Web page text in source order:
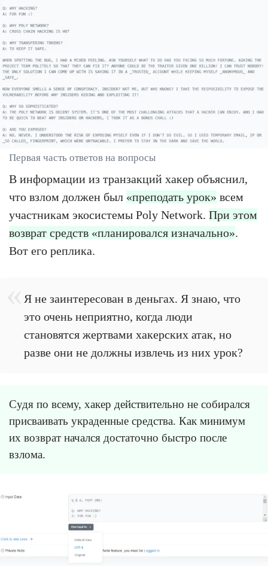
Первая часть ответов на вопросы
В информации из транзакций хакер объяснил,
что взлом должен был «преподать урок» всем
участникам экосистемы Poly Network. При этом
возврат средств «планировался изначально».
Вот его реплика.
Я не заинтересован в деньгах. Я знаю, что
это очень неприятно, когда люди
становятся жертвами хакерских атак, но
разве они не должны извлечь из них урок?
Судя по всему, хакер действительно не собирался
присваивать украденные средства. Как минимум
их возврат начался достаточно быстро после
взлома.